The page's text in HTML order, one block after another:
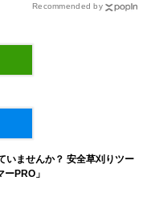
Recommended by
いませんか？ 安全草刈りツー
PRO」